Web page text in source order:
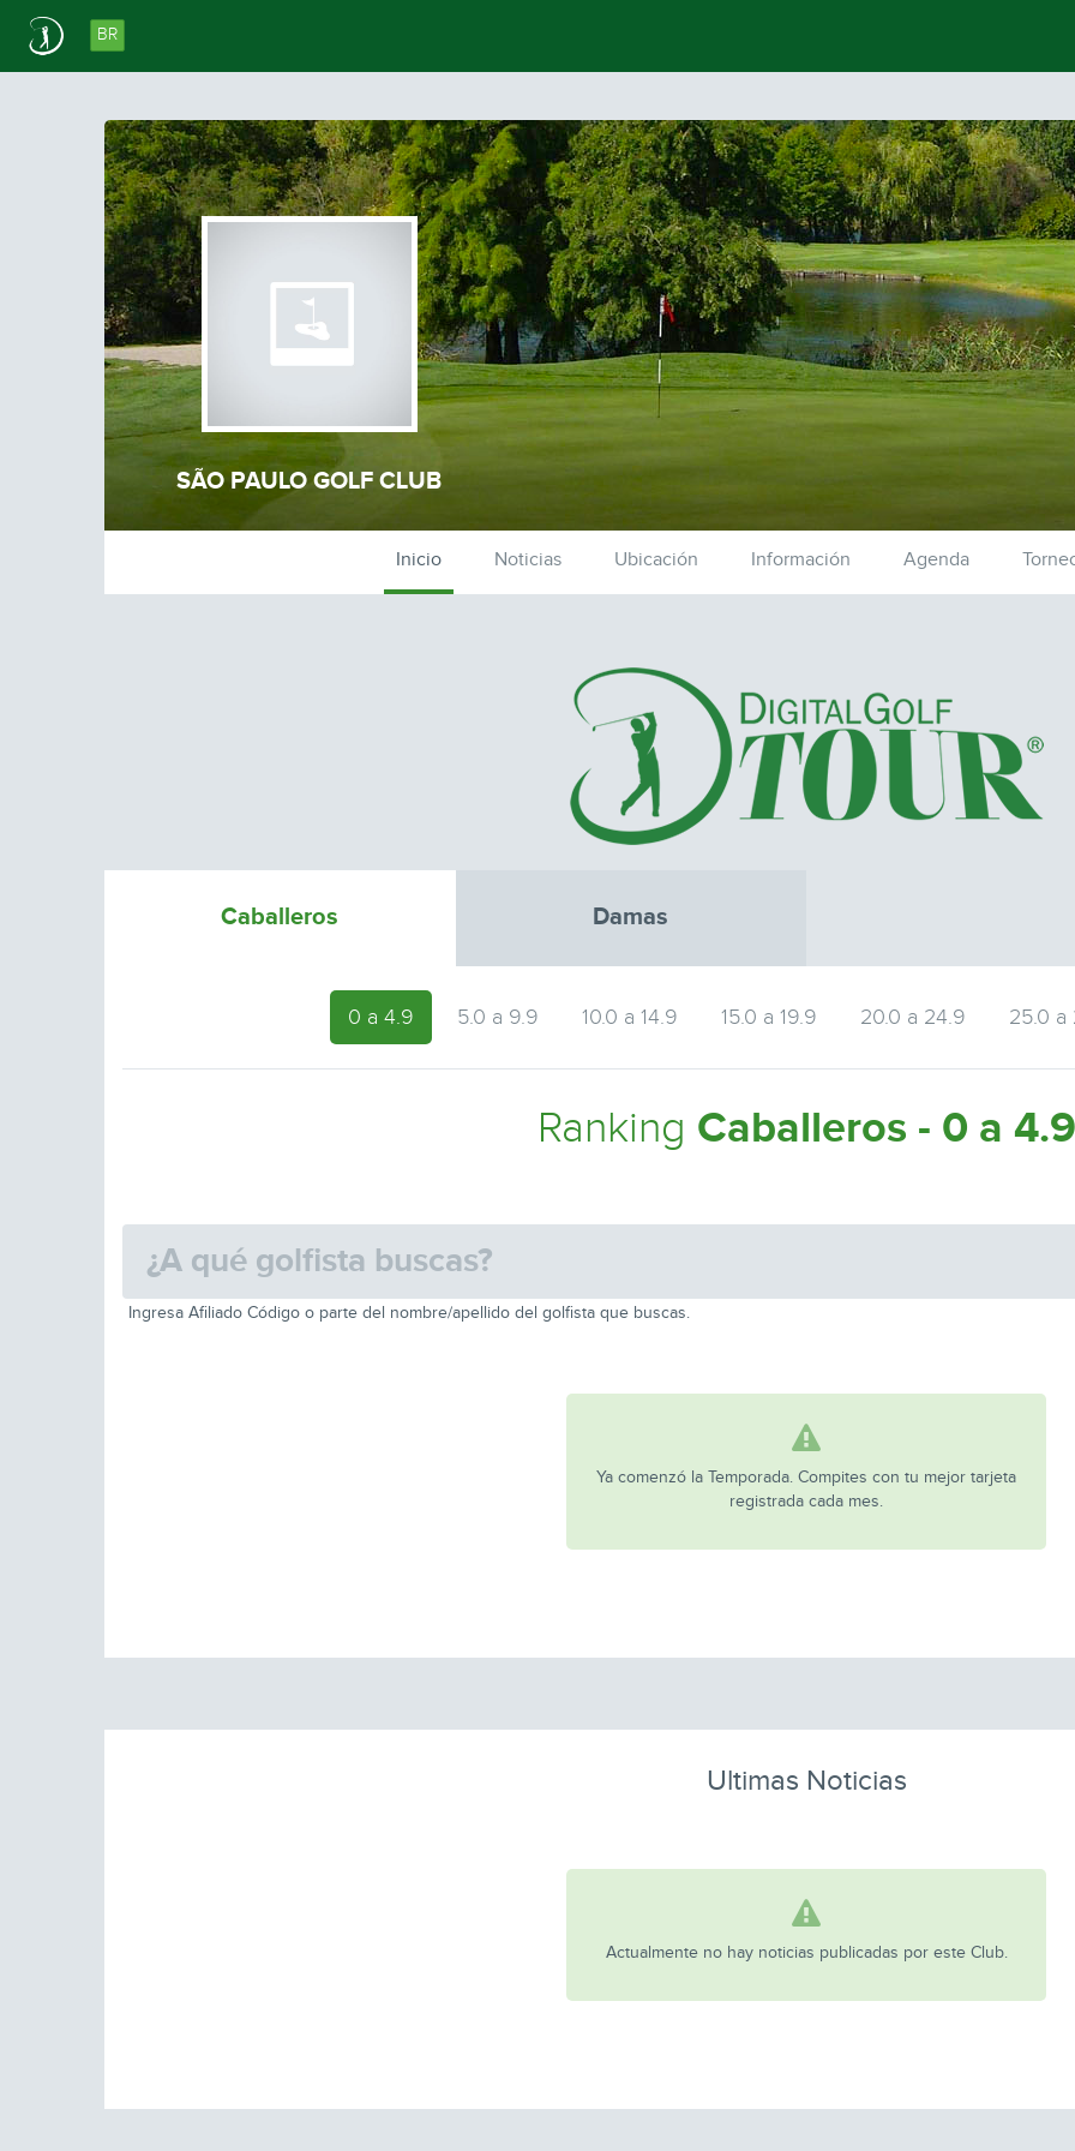
BR
SÃO PAULO GOLF CLUB
Inicio Noticias Ubicación Información Agenda
Caballeros Damas
0 a 4.9 5.0 a 9.9 10.0 a 14.9 15.0 a 19.9 20.0 a 24.9 25.0 a
Ranking Caballeros - 0 a 4.9
Ingresa Afiliado Código o parte del nombre/apellido del golfista que buscas.
Ya comenzó la Temporada. Compites con tu mejor tarjeta
registrada cada mes.
Ultimas Noticias
Actualmente no hay noticias publicadas por este Club.